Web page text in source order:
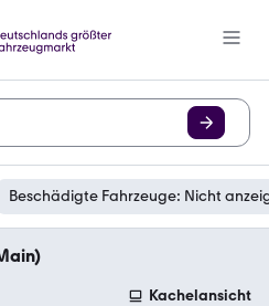
Beschädigte Fahrzeuge: Nicht
Kachelansicht